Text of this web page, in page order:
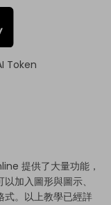
Token
提供了大量功能，
加入圖形與圖示、
式。以上教學已經詳